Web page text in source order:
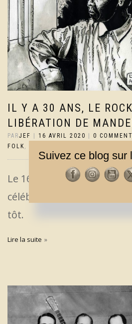
IL Y A 30 ANS, LE
LIBÉRATION DE
PARJEF | 16 AVRIL 2020 | 0
FOLK
Le 16 avril 1990, un
célébrait Nelson
tôt.
Lire la suite
Suivez ce blog sur